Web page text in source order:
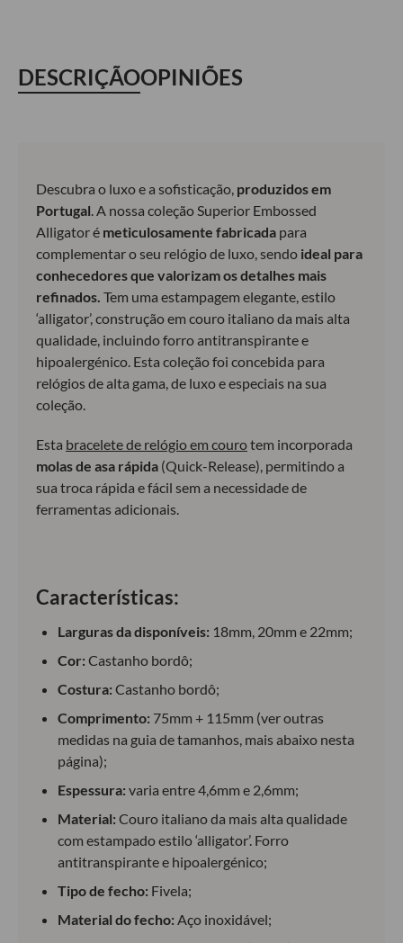
Wine
Brown
DESCRIÇÃOOPINIÕES
Descubra o luxo e a sofisticação, produzidos em
Portugal. A nossa coleção Superior Embossed
Alligator é meticulosamente fabricada para
complementar o seu relógio de luxo, sendo ideal para
conhecedores que valorizam os detalhes mais
refinados. Tem uma estampagem elegante, estilo
‘alligator’, construção em couro italiano da mais alta
qualidade, incluindo forro antitranspirante e
hipoalergénico. Esta coleção foi concebida para
relógios de alta gama, de luxo e especiais na sua
coleção.
Esta bracelete de relógio em courotem incorporada
molas de asa rápida (Quick-Release), permitindo a
sua troca rápida e fácil sem a necessidade de
ferramentas adicionais.
Características:
Larguras da disponíveis: 18mm, 20mm e 22mm;
Cor: Castanho bordô;
Costura: Castanho bordô;
Comprimento: 75mm + 115mm (ver outras
medidas na guia de tamanhos, mais abaixo nesta
página);
Espessura: varia entre 4,6mm e 2,6mm;
Material: Couro italiano da mais alta qualidade
com estampado estilo ‘alligator’. Forro
antitranspirante e hipoalergénico;
Tipo de fecho: Fivela;
Material do fecho: Aço inoxidável;